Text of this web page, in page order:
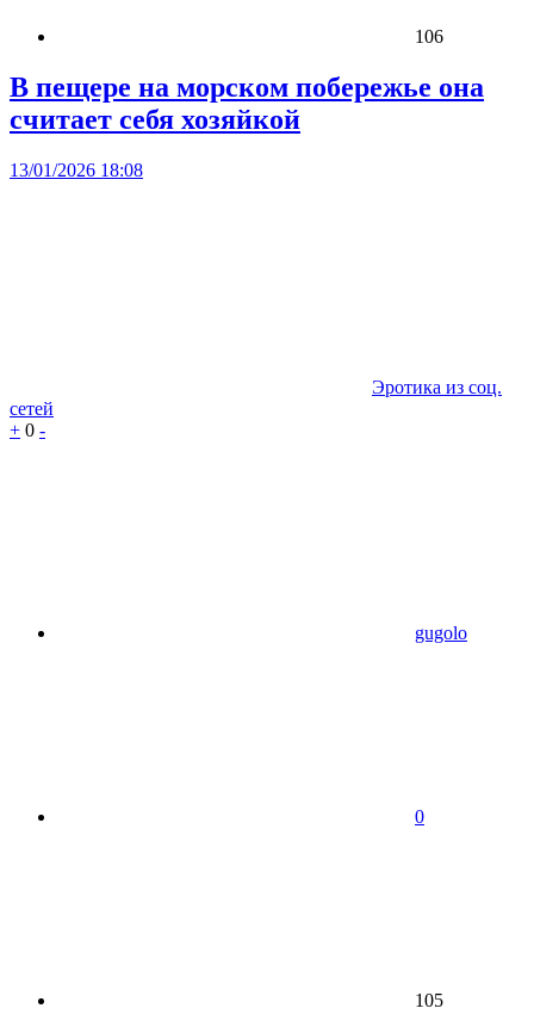
106
В пещере на морском побережье она
считает себя хозяйкой
13/01/2026 18:08
Эротика из соц.
сетей
+ 0 -
gugolo
0
105